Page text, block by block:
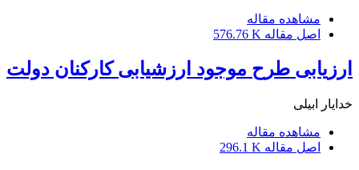
مشاهده مقاله
اصل مقاله 576.76 K
ارزیابی طرح موجود ارزشیابی کارکنان دولت
خدایار ابیلی
مشاهده مقاله
اصل مقاله 296.1 K